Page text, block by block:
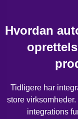
Hvordan
Tidligere har
store
integrations